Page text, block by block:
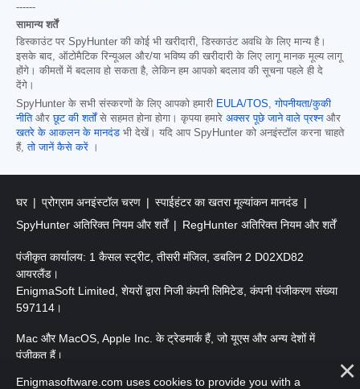
------
सामान्य शर्तें
डिस्काउंट पर SpyHunter की कोई भी खरीदारी, डिस्काउंट अवधि के लिए मान्य है।
इसके बाद, ऑटोमैटिक रिन्यूअल और/या भविष्य की खरीदारी के लिए लागू मानक मूल्य लागू
होंगे। कीमतों में बदलाव हो सकता है, लेकिन हम आपको बदलाव की सूचना पहले ही दे
देंगे।
SpyHunter के सभी संस्करणों के लिए आपको हमारी EULA/TOS ,गोपनीयता/कुकी
नीतिऔरछूट की शर्तोंसे सहमत होना होगा। कृपया हमारे अक्सर पूछे जाने वाले प्रश्नऔर
खतरे के आकलन के मानदंड भी देखें। यदि आप SpyHunter को अनइंस्टॉल करना चाहते
हैं,तो जानें कैसे करें ।
घर प्रोग्राम अनइंस्टॉल चरण
स्पाईहंटर का खतरा मूल्यांकन मानदंड
SpyHunter अतिरिक्त नियम और शर्तें
RegHunter अतिरिक्त नियम और शर्तें
पंजीकृत कार्यालय: 1 कैसल स्ट्रीट, तीसरी मंजिल, डबलिन 2 D02XD82
आयरलैंड।
EnigmaSoft Limited, शेयरों द्वारा निजी कंपनी लिमिटेड, कंपनी पंजीकरण संख्या
597114।
Mac और MacOS, Apple Inc. के ट्रेडमार्क हैं, जो यूएस और अन्य देशों में
पंजीकृत हैं।
कॉपीराइट 2016-2026। EnigmaSoft Ltd. सर्वाधिकार सुरक्षित।
Enigmasoftware.com uses cookies to provide you with a